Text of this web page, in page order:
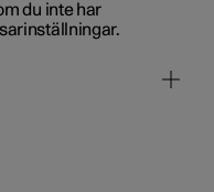
du inte har